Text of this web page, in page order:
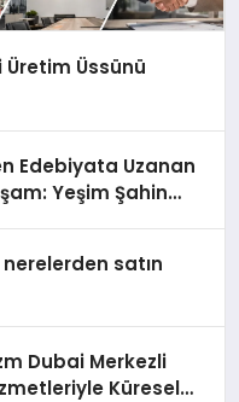
Üretim Üssünü
Edebiyata Uzanan
Yeşim Şahin
satın
Dubai Merkezli
Küresel